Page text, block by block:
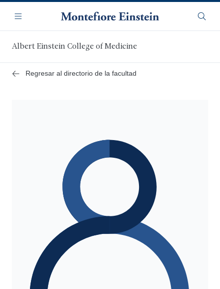
contenido
principal
Navegación
Menú
Albert Einstein College of Medicine
Regresar al directorio de la facultad